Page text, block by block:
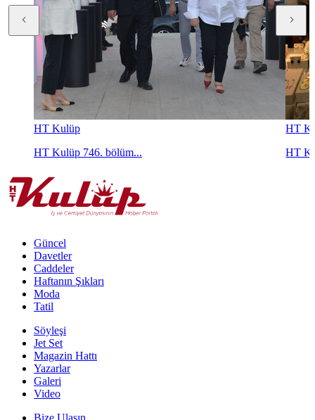
HT Kulüp
HT Kulüp 746. bölüm...
HT
HT
Güncel
Davetler
Caddeler
Haftanın Şıkları
Moda
Tatil
Söyleşi
Jet Set
Magazin Hattı
Yazarlar
Galeri
Video
Bize Ulaşın